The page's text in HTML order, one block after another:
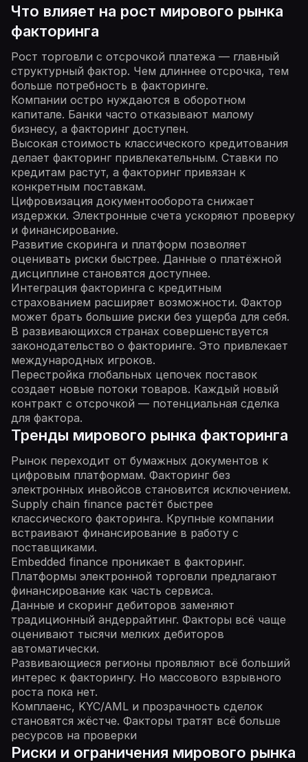
Что влияет на рост мирового рынка
факторинга
Рост торговли с отсрочкой платежа — главный
структурный фактор. Чем длиннее отсрочка, тем
больше потребность в факторинге.
Компании остро нуждаются в оборотном
капитале. Банки часто отказывают малому
бизнесу, а факторинг доступен.
Высокая стоимость классического кредитования
делает факторинг привлекательным. Ставки по
кредитам растут, а факторинг привязан к
конкретным поставкам.
Цифровизация документооборота снижает
издержки. Электронные счета ускоряют проверку
и финансирование.
Развитие скоринга и платформ позволяет
оценивать риски быстрее. Данные о платёжной
дисциплине становятся доступнее.
Интеграция факторинга с кредитным
страхованием расширяет возможности. Фактор
может брать большие риски без ущерба для себя.
В развивающихся странах совершенствуется
законодательство о факторинге. Это привлекает
международных игроков.
Перестройка глобальных цепочек поставок
создает новые потоки товаров. Каждый новый
контракт с отсрочкой — потенциальная сделка
для фактора.
Тренды мирового рынка факторинга
Рынок переходит от бумажных документов к
цифровым платформам. Факторинг без
электронных инвойсов становится исключением.
Supply chain finance растёт быстрее
классического факторинга. Крупные компании
встраивают финансирование в работу с
поставщиками.
Embedded finance проникает в факторинг.
Платформы электронной торговли предлагают
финансирование как часть сервиса.
Данные и скоринг дебиторов заменяют
традиционный андеррайтинг. Факторы всё чаще
оценивают тысячи мелких дебиторов
автоматически.
Развивающиеся регионы проявляют всё больший
интерес к факторингу. Но массового взрывного
роста пока нет.
Комплаенс, KYC/AML и прозрачность сделок
становятся жёстче. Факторы тратят всё больше
ресурсов на проверки
Риски и ограничения мирового рынка